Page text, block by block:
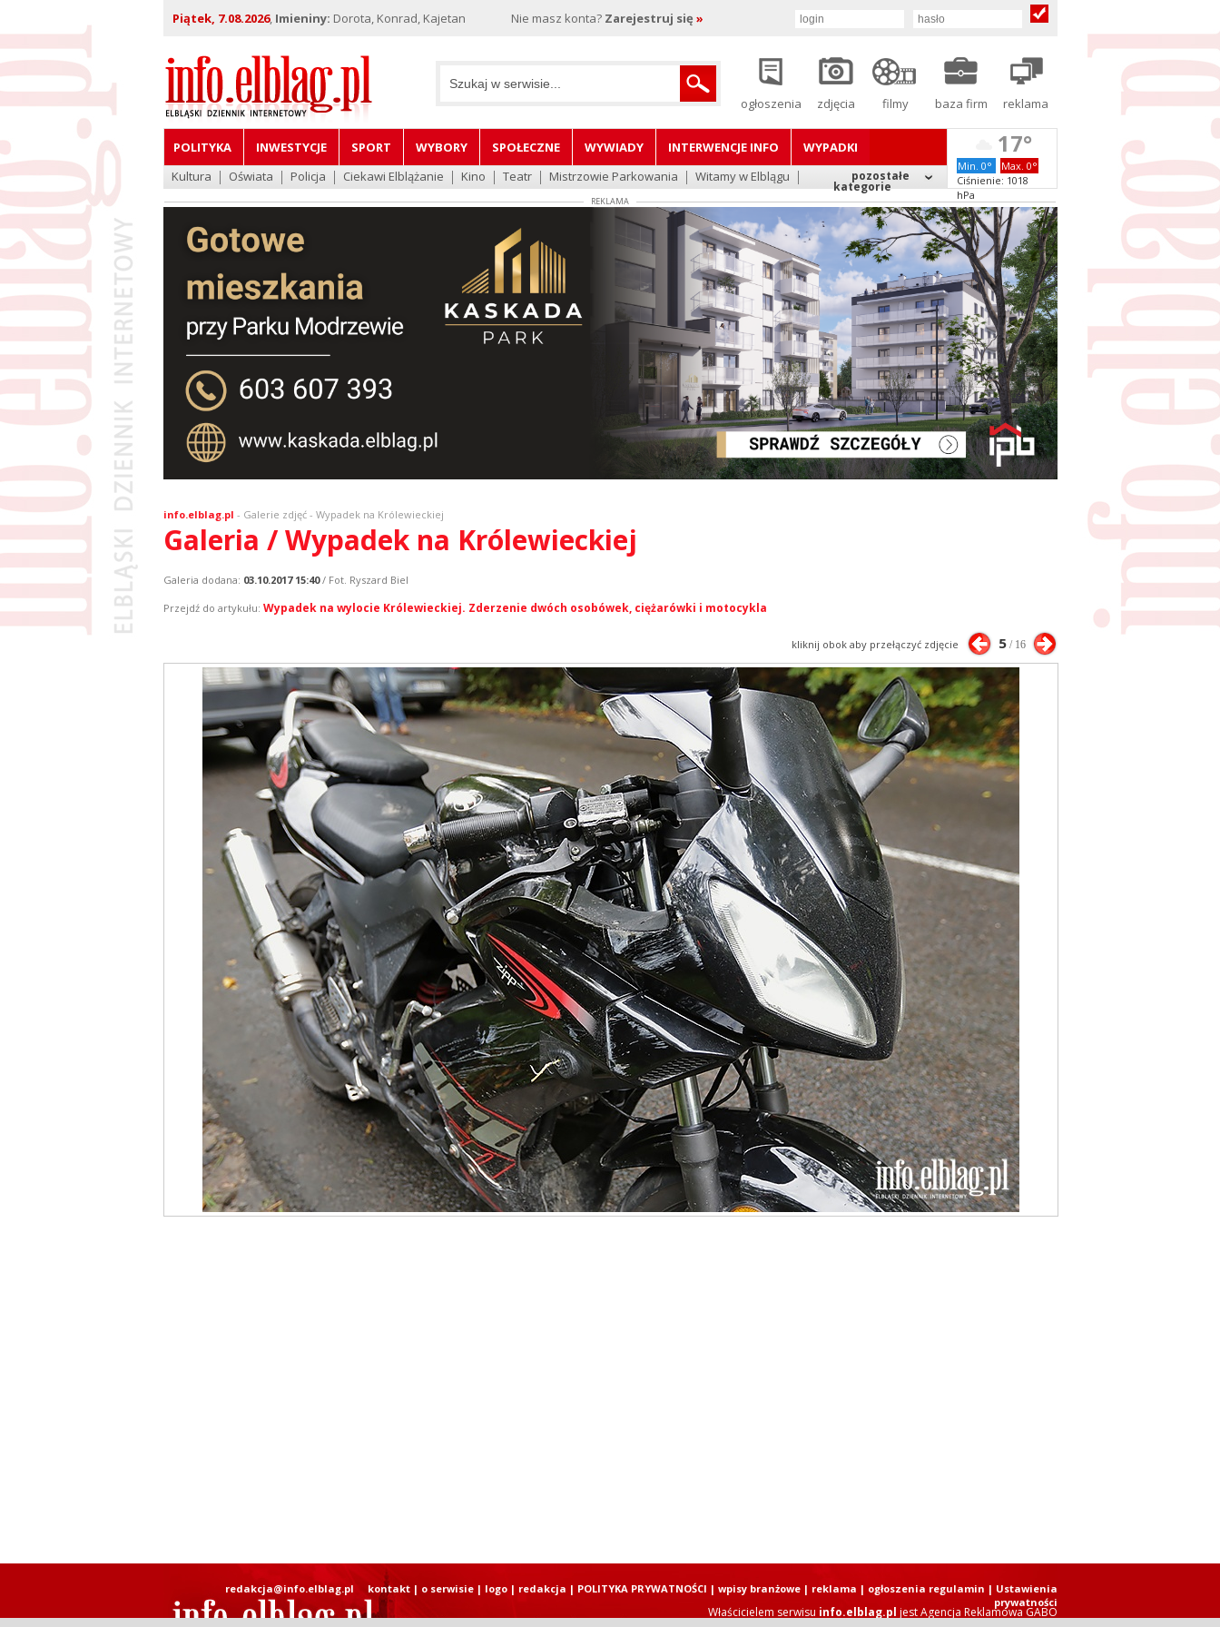
Piątek, 7.08.2026, Imieniny: Dorota, Konrad, Kajetan Nie masz konta? Zarejestruj się »
ogłoszenia zdjęcia filmy baza firm reklama
POLITYKA INWESTYCJE SPORT WYBORY SPOŁECZNE WYWIADY INTERWENCJE INFO
WYPADKI
Kultura
Oświata Policja Ciekawi Elblążanie Kino Teatr Mistrzowie Parkowania Witamy w Elblągu pozostałe
kategorie
17°
Min. 0°
Max. 0°
Ciśnienie: 1018
hPa
REKLAMA
info.elblag.pl - Galerie zdjęć- Wypadek na Królewieckiej
Galeria / Wypadek na Królewieckiej
Galeria dodana: 03.10.2017 15:40/ Fot. Ryszard Biel
Przejdź do artykułu: Wypadek na wylocie Królewieckiej. Zderzenie dwóch osobówek, ciężarówki i motocykla
kliknij obok aby przełączyć zdjęcie 5/ 16
Właścicielem serwisu info.elblag.pl jestAgencja Reklamowa GABO
redakcja@info.elblag.pl kontakt| o serwisie| logo| redakcja | POLITYKA PRYWATNOŚCI | wpisy branżowe| reklama | ogłoszenia regulamin | Ustawienia
prywatności